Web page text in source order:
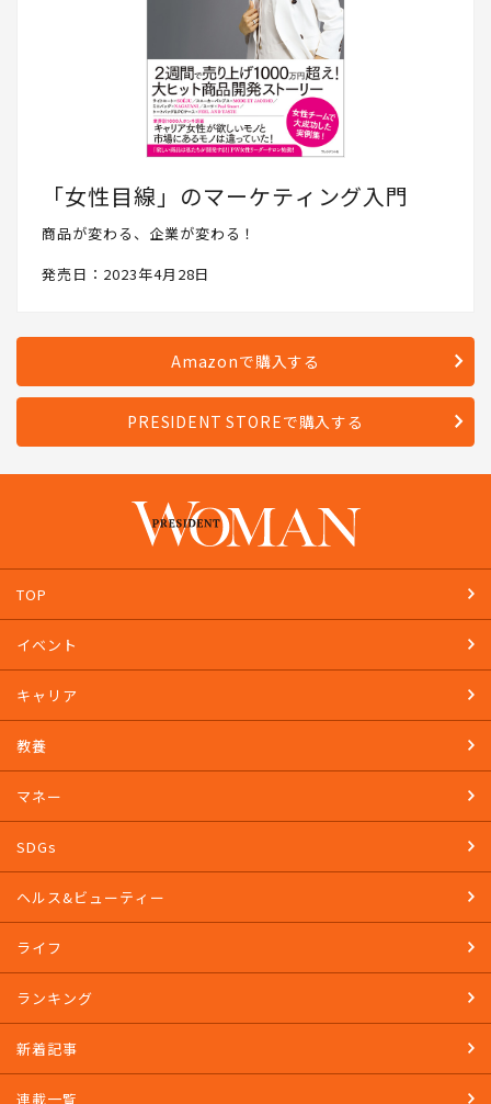
「女性目線」のマーケティング入門
商品が変わる、企業が変わる！
発売日：2023年4月28日
Amazonで購入する
PRESIDENT STOREで購入する
TOP
イベント
キャリア
教養
マネー
SDGs
ヘルス&ビューティー
ライフ
ランキング
新着記事
連載一覧